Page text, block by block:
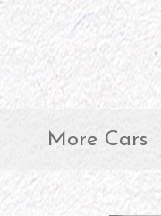
More Cars